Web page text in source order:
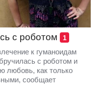
с роботом 1
к гуманоидам
с роботом и
любовь, как только
сообщает